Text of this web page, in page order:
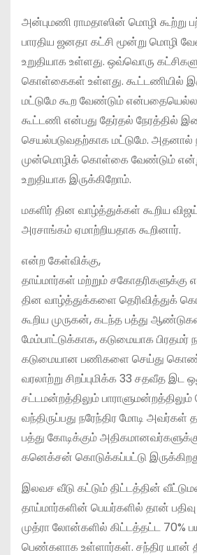
அன்புமணி ராமதாஸின் மொழி கூற்று
பாரதிய ஜனதா கட்சி மூன்று மொழி
உறுதியாக உள்ளது. ஒவ்வொரு
கொள்கைகள் உள்ளது. கூட்டணியில்
மட்டுமே கூற வேண்டும்
கூட்டணி என்பது தேர்தல் நேரத்தில்
செயல்படுவதற்காக மட்டுமே.
முன்மொழிக் கொள்கை வேண்டும்
உறுதியாக இருக்கிறோம்.
மகளிர் தின வாழ்த்துக்கள் கூறிய
அரசாங்கம் ஏமாற்றியதாக கூறினார்.
என்ற கேள்விக்கு,
தாய்மார்கள் மற்றும் சகோதரிகளுக்கு
தின வாழ்த்துக்களை தெரிவித்துக்
கூறிய முருகன், கடந்த பத்து
மேம்பாட்டுக்காக, கடுமையாக பிரதமர்
கடுமையான பணிகளை செய்து
வரலாற்று சிறப்புமிக்க 33 சதவீத இட
சட்டமன்றத்திலும்
வந்திருப்பது நரேந்திர மோடி அவர்கள்
பத்து கோடிக்கும்
கனெக்சன் கொடுக்கப்பட்டு
இலவச வீடு கட்டும் திட்டத்தின்
தாய்மார்களின் பெயர்களில் தான் பதிவு
முத்ரா லோன்களில் கிட்டத்தட்ட 70%
பெண்களாக உள்ளார்கள். சந்திர யான்